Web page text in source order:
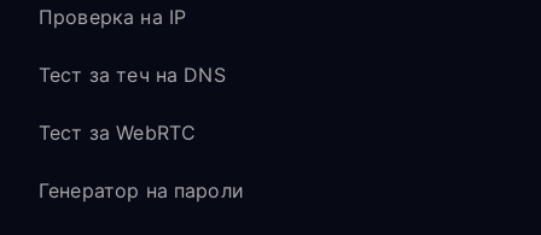
Проверка на IP
Тест за теч на DNS
Тест за WebRTC
Генератор на пароли